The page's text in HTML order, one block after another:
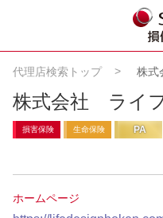
代理店検索トップ 株式
株式会社 ライ
損害保険 生命保険 PA
ホームページ